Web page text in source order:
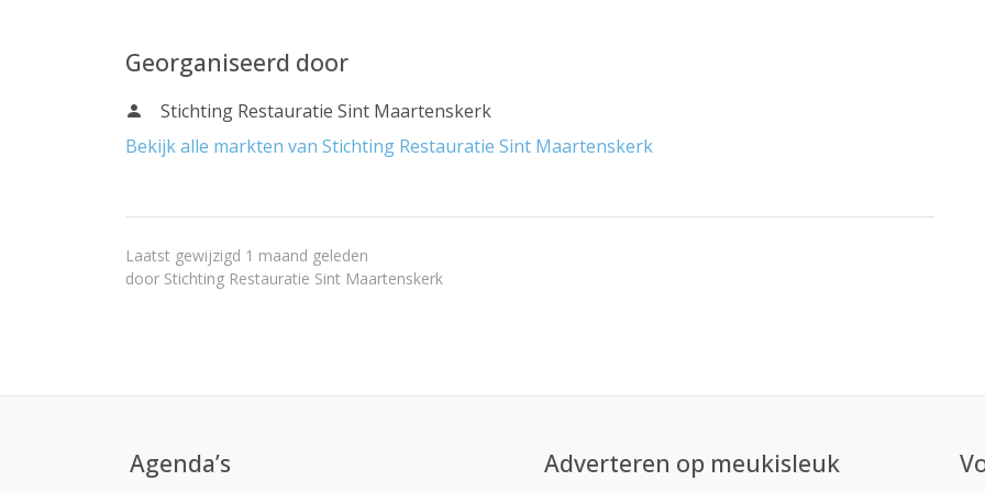
Georganiseerd door
Stichting Restauratie Sint Maartenskerk
Bekijk alle markten van Stichting Restauratie Sint Maartenskerk
Laatst gewijzigd 1 maand geleden
door Stichting Restauratie Sint Maartenskerk
Agenda’s Adverteren op meukisleuk